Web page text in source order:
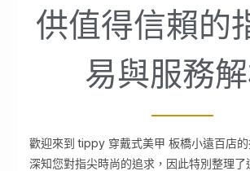
供值得信賴的
易與服務
歡迎來到 tippy 穿戴式美甲 板橋小遠百店
深知您對指尖時尚的追求，因此特別整理了